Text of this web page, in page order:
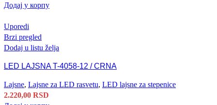
Додај у корпу
Uporedi
Brzi pregled
Dodaj u listu želja
LED LAJSNA T-4058-12 / CRNA
Lajsne, Lajsne za LED rasvetu, LED lajsne za stepenice
2.220,00 RSD